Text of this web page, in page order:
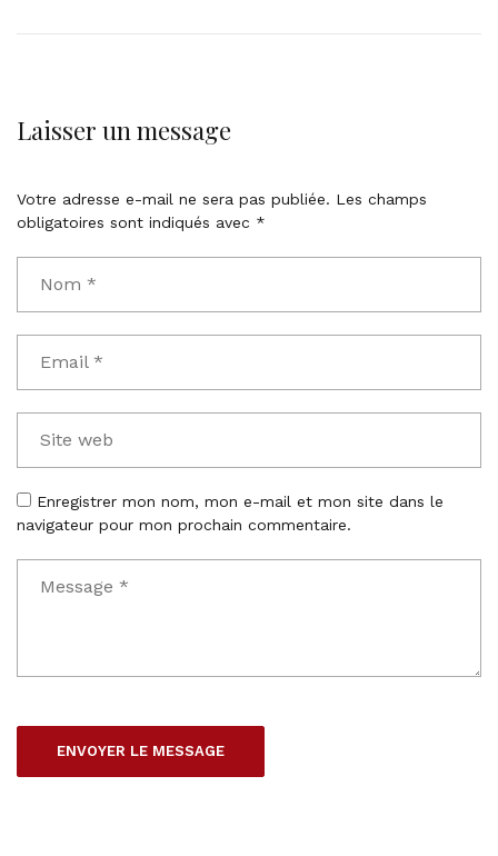
Laisser un message
Votre adresse e-mail ne sera pas publiée. Les champs
obligatoires sont indiqués avec *
Enregistrer mon nom, mon e-mail et mon site dans le
navigateur pour mon prochain commentaire.